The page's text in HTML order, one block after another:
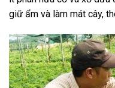
giữ ẩm và làm mát cây,